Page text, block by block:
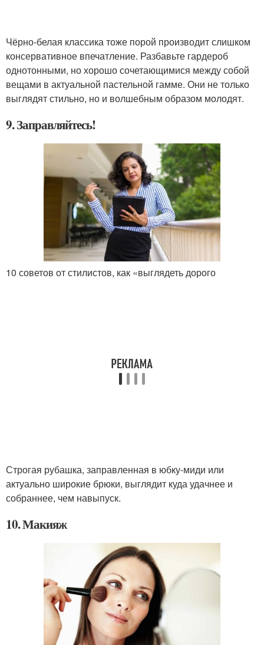
Чёрно-белая классика тоже порой производит слишком
консервативное впечатление. Разбавьте гардероб
однотонными, но хорошо сочетающимися между собой
вещами в актуальной пастельной гамме. Они не только
выглядят стильно, но и волшебным образом молодят.
9. Заправляйтесь!
10 советов от стилистов, как «выглядеть дорого
Строгая рубашка, заправленная в юбку-миди или
актуально широкие брюки, выглядит куда удачнее и
собраннее, чем навыпуск.
10. Макияж